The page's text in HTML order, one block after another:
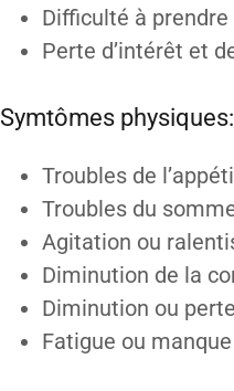
Difficulté à
Perte d’intérêt et
Symtômes physiques:
Troubles de
Troubles du
Agitation ou
Diminution de la
Diminution ou
Fatigue ou manque